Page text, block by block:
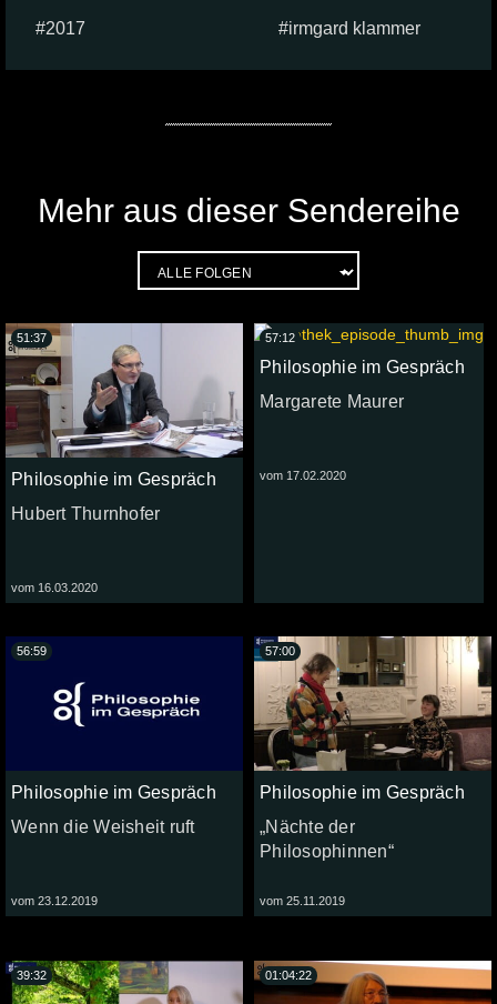
2017 irmgard klammer
Mehr aus dieser Sendereihe
Philosophie im Gespräch
Hubert Thurnhofer
vom 16.03.2020
51:37
Philosophie im Gespräch
Margarete Maurer
vom 17.02.2020
57:12
Philosophie im Gespräch
Wenn die Weisheit ruft
vom 23.12.2019
56:59
Philosophie im Gespräch
„Nächte der
Philosophinnen“
vom 25.11.2019
57:00
39:32 01:04:22